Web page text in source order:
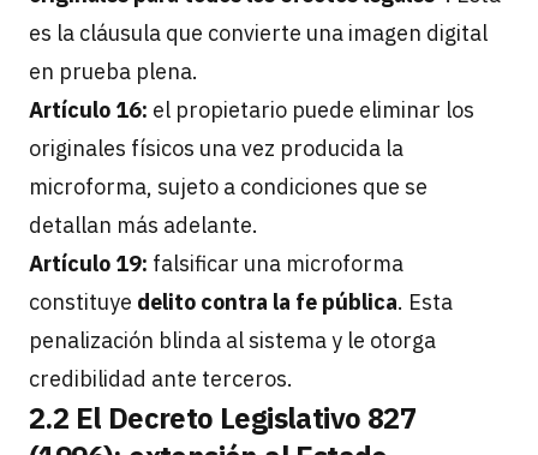
es la cláusula que convierte una imagen digital
en prueba plena.
Artículo 16: el propietario puede eliminar los
originales físicos una vez producida la
microforma, sujeto a condiciones que se
detallan más adelante.
Artículo 19: falsificar una microforma
constituye delito contra la fe pública. Esta
penalización blinda al sistema y le otorga
credibilidad ante terceros.
2.2 El Decreto Legislativo 827